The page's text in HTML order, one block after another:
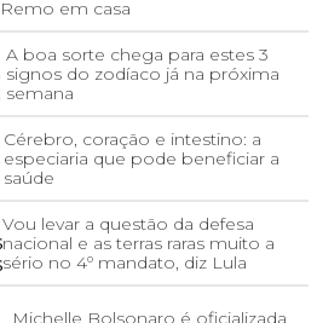
Remo em casa
A boa sorte chega para estes 3
signos do zodíaco já na próxima
semana
Cérebro, coração e intestino: a
especiaria que pode beneficiar a
saúde
Vou levar a questão da defesa
nacional e as terras raras muito a
sério no 4º mandato, diz Lula
Michelle Bolsonaro é oficializada